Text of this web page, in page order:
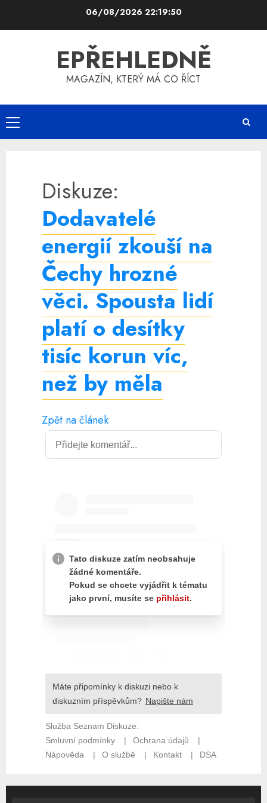
06/08/2026 22:19:50
EPŘEHLEDNĚ
MAGAZÍN, KTERÝ MÁ CO ŘÍCT
Primary
Menu
Diskuze:
Dodavatelé
energií zkouší na
Čechy hrozné
věci. Spousta lidí
platí o desítky
tisíc korun víc,
než by měla
Zpět na článek